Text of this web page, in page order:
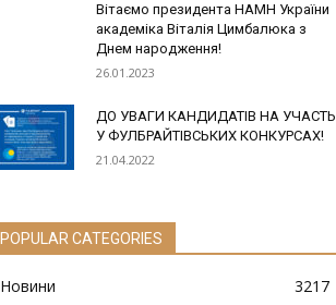
Вітаємо президента НАМН України
академіка Віталія Цимбалюка з
Днем народження!
26.01.2023
ДО УВАГИ КАНДИДАТІВ НА УЧАСТЬ
У ФУЛБРАЙТІВСЬКИХ КОНКУРСАХ!
21.04.2022
POPULAR CATEGORIES
Новини
3217